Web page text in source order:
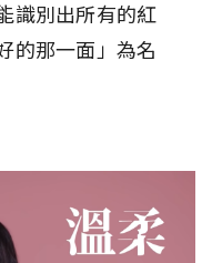
識別出所有的紅
的那一面」為名